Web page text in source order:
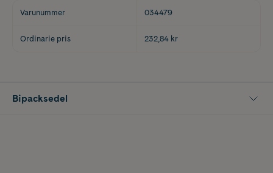
Varunummer 034479
Ordinarie pris 232,84 kr
Bipacksedel